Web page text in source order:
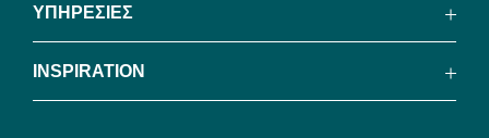
ΥΠΗΡΕΣΙΕΣ
INSPIRATION